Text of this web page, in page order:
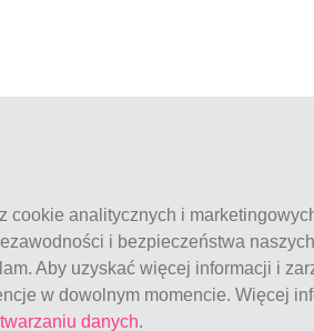
cookie analitycznych i
i bezpieczeństwa
Aby uzyskać więcej informacji i
w dowolnym momencie. Więcej
danych.